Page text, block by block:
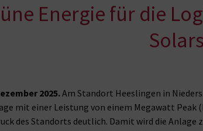
Energie für die
2025.Am Standort Heeslingen in
mit einer Leistung von einem Megawatt Peak
des Standorts deutlich. Damit wird die